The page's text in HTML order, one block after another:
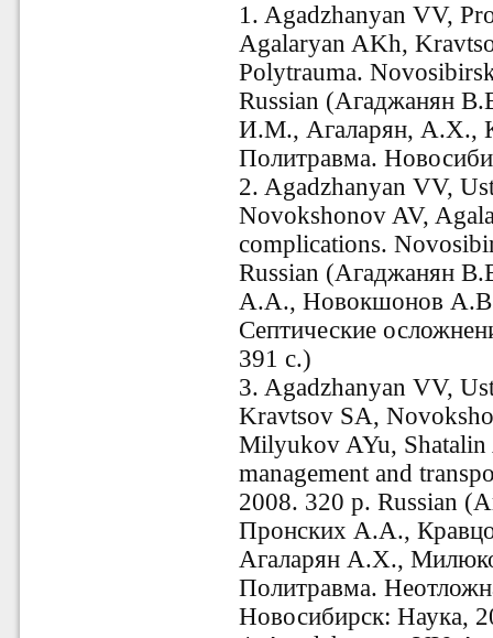
1. Agadzhanyan VV,
Agalaryan AKh,
Polytrauma.
Russian (Агаджанян
И.М., Агаларян, А.Х.,
Политравма.
2. Agadzhanyan VV,
Novokshonov AV,
complications.
Russian (Агаджанян
А.А., Новокшонов
Септические
391 с.)
3. Agadzhanyan VV,
Kravtsov SA,
Milyukov AYu,
management and
2008. 320 p. Russian
Пронских А.А.,
Агаларян А.Х.,
Политравма.
Новосибирск: Наука,